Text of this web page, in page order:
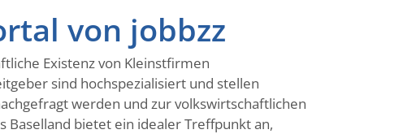
von jobbzz
Existenz von Kleinstfirmen
sind hochspezialisiert und stellen
werden und zur volkswirtschaftlichen
Baselland bietet ein idealer Treffpunkt an,